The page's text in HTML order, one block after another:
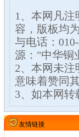
1、本网凡
容，版板均
与电话：
源："中华铜
2、本网未
意味着赞同
3、如本网